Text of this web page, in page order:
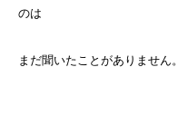
のは
まだ聞いたことがありません。